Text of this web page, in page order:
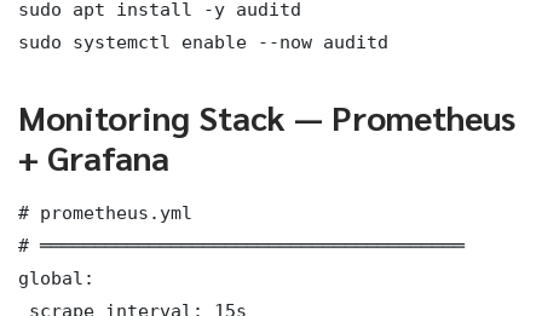
sudo apt install -y auditd
sudo systemctl enable --now auditd
Monitoring Stack — Prometheus
+ Grafana
# prometheus.yml
# ═══════════════════════════════════════
global:
scrape_interval: 15s